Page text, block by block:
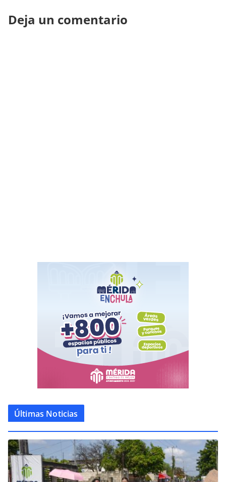
Deja un comentario
Últimas Noticias